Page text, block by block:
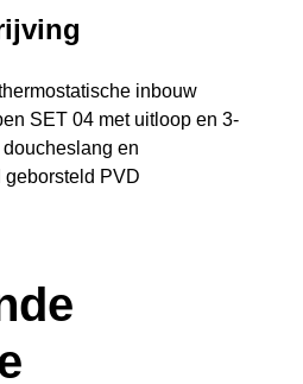
inbouw
SET 04 met uitloop en 3-
en
PVD